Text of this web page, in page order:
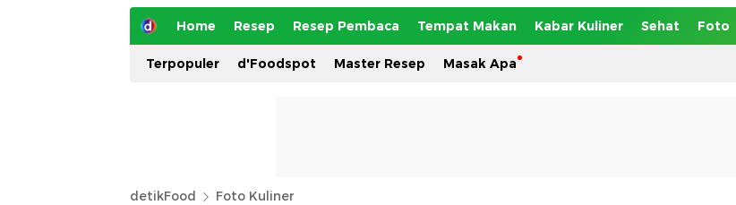
Home Resep Resep Pembaca Tempat Makan Kabar Kuliner Sehat Foto
Terpopuler d'Foodspot Master Resep Masak Apa
detikFood Foto Kuliner